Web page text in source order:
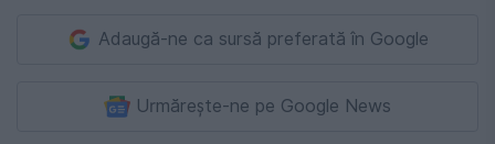
Adaugă-ne ca sursă preferată în Google
Urmărește-ne pe Google News